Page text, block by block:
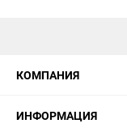
КОМПАНИЯ
ИНФОРМАЦИЯ